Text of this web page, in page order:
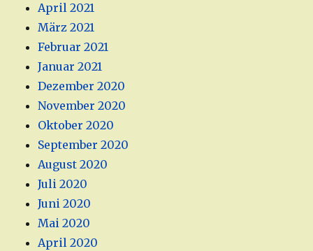
April 2021
März 2021
Februar 2021
Januar 2021
Dezember 2020
November 2020
Oktober 2020
September 2020
August 2020
Juli 2020
Juni 2020
Mai 2020
April 2020